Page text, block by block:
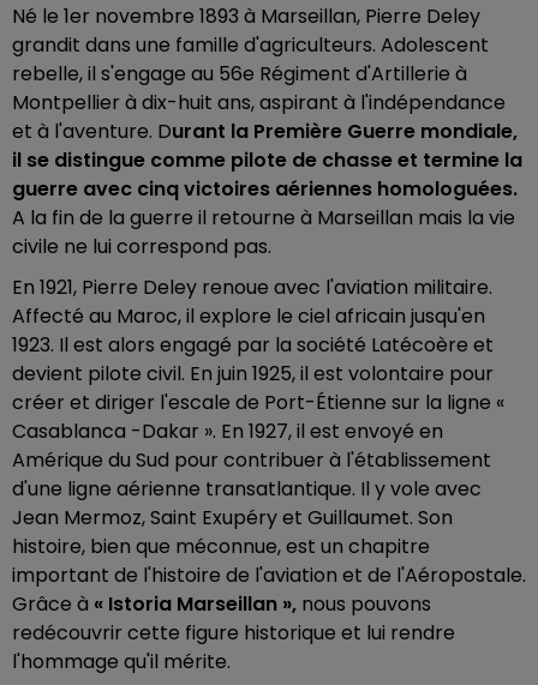
Né le 1er novembre 1893 à Marseillan, Pierre Deley
grandit dans une famille d'agriculteurs. Adolescent
rebelle, il s'engage au 56e Régiment d'Artillerie à
Montpellier à dix-huit ans, aspirant à l'indépendance
et à l'aventure. Durant la Première Guerre mondiale,
il se distingue comme pilote de chasse et termine la
guerre avec cinq victoires aériennes homologuées.
A la fin de la guerre il retourne à Marseillan mais la vie
civile ne lui correspond pas.
En 1921, Pierre Deley renoue avec l'aviation militaire.
Affecté au Maroc, il explore le ciel africain jusqu'en
1923. Il est alors engagé par la société Latécoère et
devient pilote civil. En juin 1925, il est volontaire pour
créer et diriger l'escale de Port-Étienne sur la ligne «
Casablanca -Dakar ». En 1927, il est envoyé en
Amérique du Sud pour contribuer à l'établissement
d'une ligne aérienne transatlantique. Il y vole avec
Jean Mermoz, Saint Exupéry et Guillaumet. Son
histoire, bien que méconnue, est un chapitre
important de l'histoire de l'aviation et de l'Aéropostale.
Grâce à « Istoria Marseillan », nous pouvons
redécouvrir cette figure historique et lui rendre
l'hommage qu'il mérite.